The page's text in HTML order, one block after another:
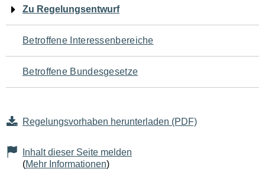
den
Seiteninhalt
Zu Regelungsentwurf
Betroffene Interessenbereiche
Betroffene Bundesgesetze
Regelungsvorhaben herunterladen (PDF)
Inhalt dieser Seite melden
(Mehr Informationen)